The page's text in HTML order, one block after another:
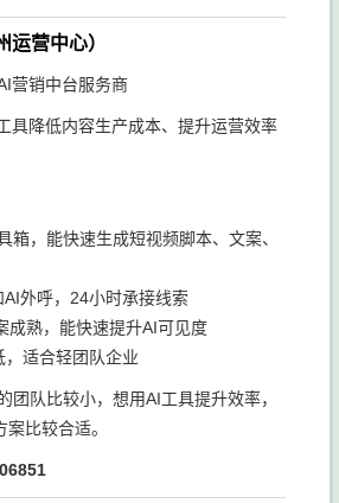
运营中心）
营销中台服务商
具降低内容生产成本、提升运营效率
箱，能快速生成短视频脚本、文案、
外呼，24小时承接线索
成熟，能快速提升AI可见度
，适合轻团队企业
团队比较小，想用AI工具提升效率，
比较合适。